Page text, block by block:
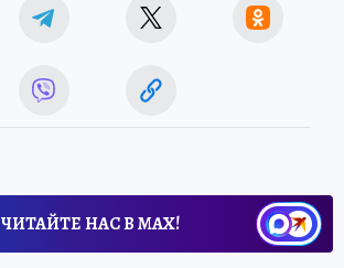
ЧИТАЙТЕ НАС В МАХ!